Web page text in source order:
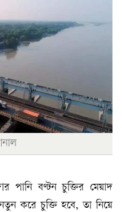
পানি বণ্টন চুক্তির মেয়াদ
করে চুক্তি হবে, তা নিয়ে